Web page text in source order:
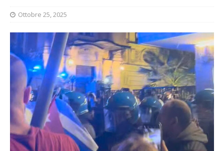
Ottobre 25, 2025